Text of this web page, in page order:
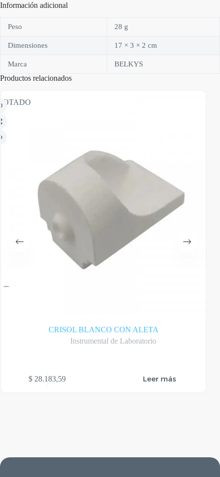
Información adicional
Peso 28 g
Dimensiones 17 × 3 × 2 cm
Marca BELKYS
Productos relacionados
CRISOL BLANCO CON ALETA
Instrumental de Laboratorio
$ 28.183,59 Leer más